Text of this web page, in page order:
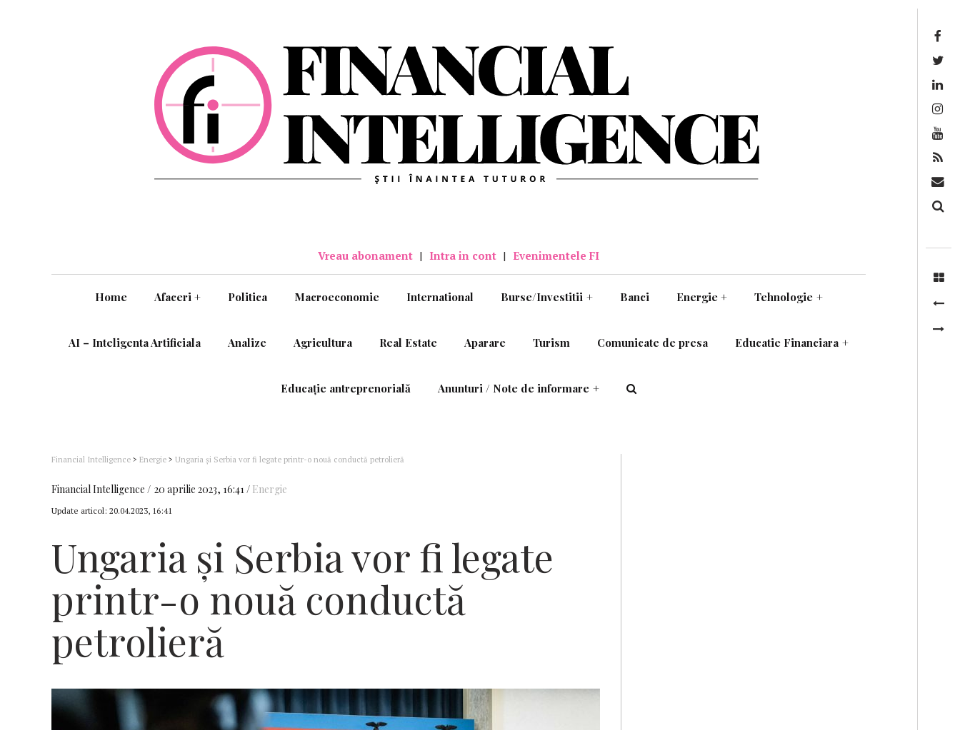
Vreau abonament | Intra in cont | Evenimentele FI
Home Afaceri + Politica Macroeconomie International Burse/Investitii + Banci Energie + Tehnologie +
AI – Inteligenta Artificiala Analize Agricultura Real Estate Aparare Turism Comunicate de presa Educatie Financiara +
Educație antreprenorială Anunturi / Note de informare +
Financial Intelligence > Energie > Ungaria şi Serbia vor fi legate printr-o nouă conductă petrolieră
Financial Intelligence 20 aprilie 2023, 16:41 Energie
Update articol: 20.04.2023, 16:41
Ungaria şi Serbia vor fi legate
printr-o nouă conductă
petrolieră